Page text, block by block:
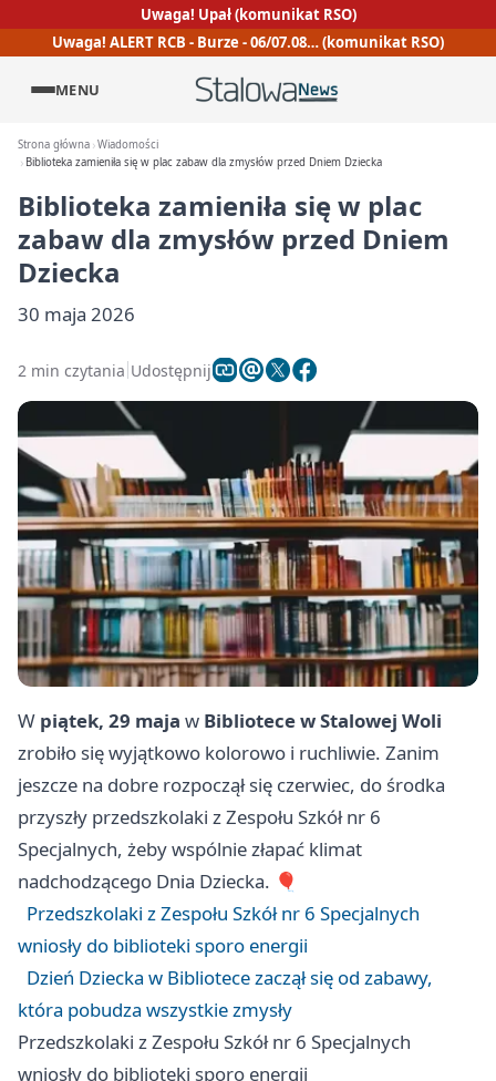
Uwaga! Upał (komunikat RSO)
Uwaga! ALERT RCB - Burze - 06/07.08… (komunikat RSO)
MENU
Strona główna Wiadomości
Biblioteka zamieniła się w plac zabaw dla zmysłów przed Dniem Dziecka
Biblioteka zamieniła się w plac
zabaw dla zmysłów przed Dniem
Dziecka
30 maja 2026
2 min czytania Udostępnij
W piątek, 29 maja w Bibliotece w Stalowej Woli
zrobiło się wyjątkowo kolorowo i ruchliwie. Zanim
jeszcze na dobre rozpoczął się czerwiec, do środka
przyszły przedszkolaki z Zespołu Szkół nr 6
Specjalnych, żeby wspólnie złapać klimat
nadchodzącego Dnia Dziecka. 🎈
Przedszkolaki z Zespołu Szkół nr 6 Specjalnych
wniosły do biblioteki sporo energii
Dzień Dziecka w Bibliotece zaczął się od zabawy,
która pobudza wszystkie zmysły
Przedszkolaki z Zespołu Szkół nr 6 Specjalnych
wniosły do biblioteki sporo energii